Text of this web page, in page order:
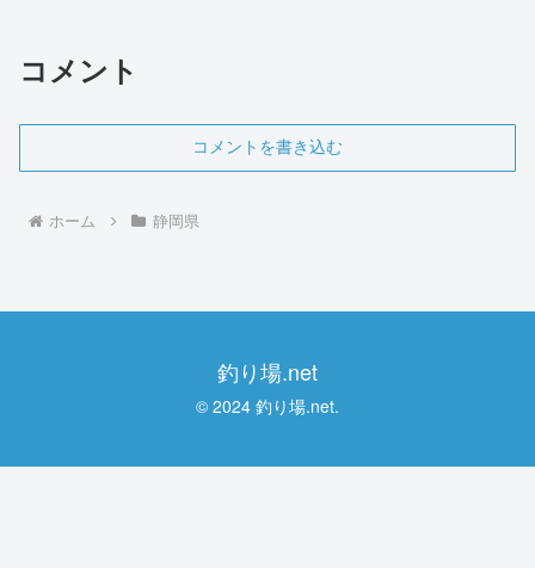
コメント
コメントを書き込む
ホーム 静岡県
釣り場.net
© 2024 釣り場.net.